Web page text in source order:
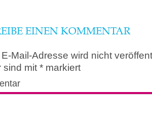
EINEN KOMMENTAR
Mail-Adresse wird nicht
sind mit * markiert